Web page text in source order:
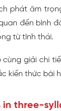
phát âm
đến bình
từ tình thái.
cùng giải chi
kiến thức bài
in three-